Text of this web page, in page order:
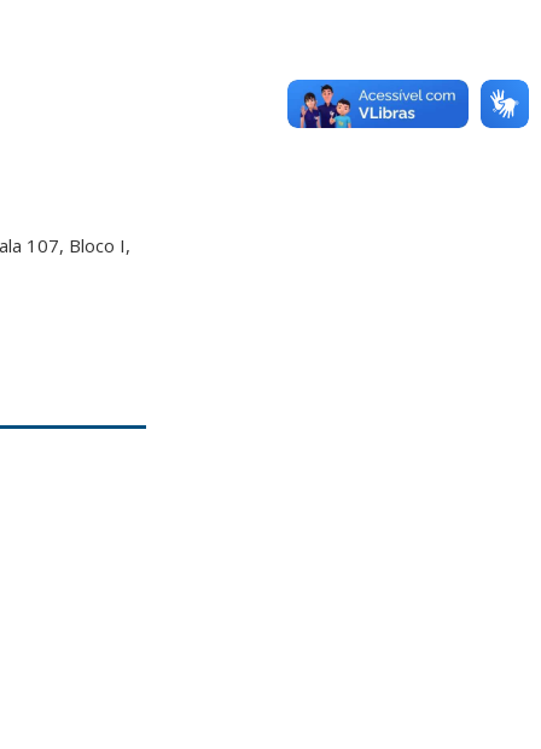
107, Bloco I,